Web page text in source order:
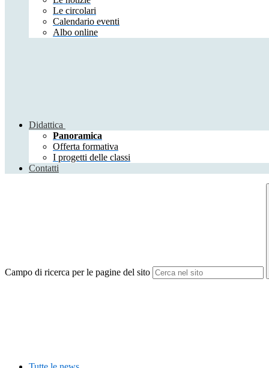
Le circolari
Calendario eventi
Albo online
Didattica
Panoramica
Offerta formativa
I progetti delle classi
Contatti
Campo di ricerca per le pagine del sito